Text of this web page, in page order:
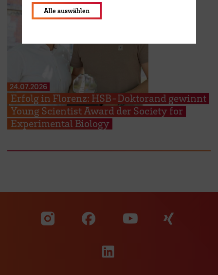
24.07.2026
Erfolg in Florenz: HSB-Doktorand gewinnt
Young Scientist Award der Society for
Experimental Biology
Zu unserer Facebook
Zu
Zu unserer
Alle auswählen